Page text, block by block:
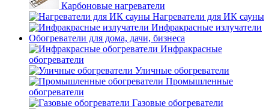
Карбоновые нагреватели
Нагреватели для ИК сауны
Инфракрасные излучатели
Обогреватели для дома, дачи, бизнеса
Инфракрасные
обогреватели
Уличные обогреватели
Промышленные
обогреватели
Газовые обогреватели